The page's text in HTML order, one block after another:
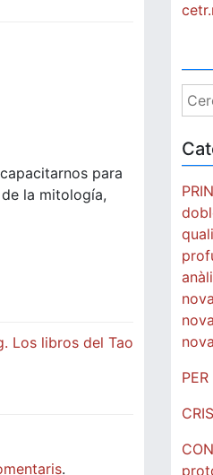
para
la mitología,
Los libros del Tao
.